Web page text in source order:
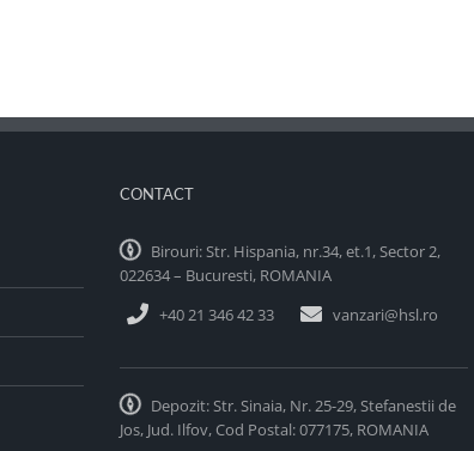
CONTACT
Birouri: Str. Hispania, nr.34, et.1, Sector 2,
022634 – Bucuresti, ROMANIA
+40 21 346 42 33
vanzari@hsl.ro
Depozit: Str. Sinaia, Nr. 25-29, Stefanestii de
Jos, Jud. Ilfov, Cod Postal: 077175, ROMANIA